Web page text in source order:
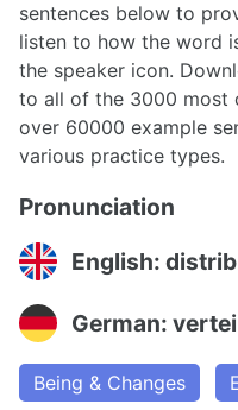
sentences below to
listen to how the word
the speaker icon.
to all of the 3000 most
over 60000 example
various practice types.
Pronunciation
English:
German:
Being & Changes